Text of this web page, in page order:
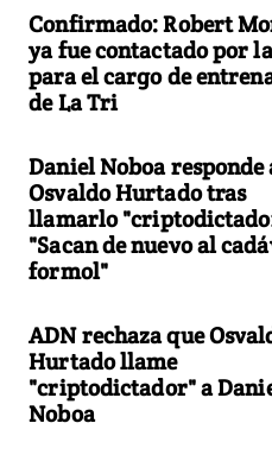
Confirmado: Robert
ya fue contactado por
para el cargo de
de La Tri
Daniel Noboa responde
Osvaldo Hurtado tras
llamarlo
"Sacan de nuevo al
formol"
ADN rechaza que
Hurtado llame
"criptodictador" a
Noboa